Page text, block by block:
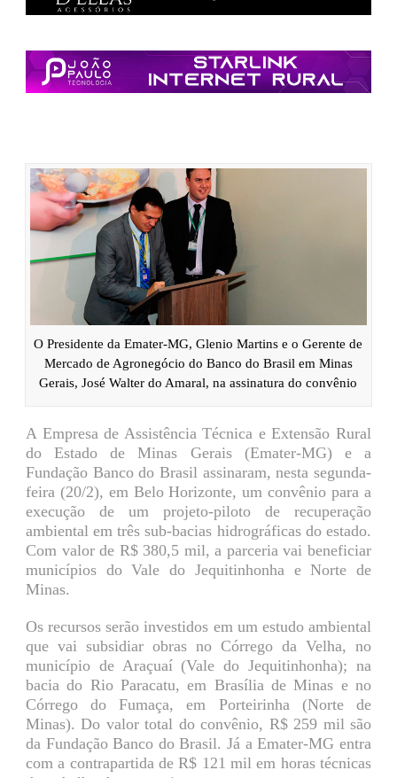
O Presidente da Emater-MG, Glenio Martins e o Gerente de
Mercado de Agronegócio do Banco do Brasil em Minas
Gerais, José Walter do Amaral, na assinatura do convênio
A Empresa de Assistência Técnica e Extensão Rural
do Estado de Minas Gerais (Emater-MG) e a
Fundação Banco do Brasil assinaram, nesta segunda-
feira (20/2), em Belo Horizonte, um convênio para a
execução de um projeto-piloto de recuperação
ambiental em três sub-bacias hidrográficas do estado.
Com valor de R$ 380,5 mil, a parceria vai beneficiar
municípios do Vale do Jequitinhonha e Norte de
Minas.
Os recursos serão investidos em um estudo ambiental
que vai subsidiar obras no Córrego da Velha, no
município de Araçuaí (Vale do Jequitinhonha); na
bacia do Rio Paracatu, em Brasília de Minas e no
Córrego do Fumaça, em Porteirinha (Norte de
Minas). Do valor total do convênio, R$ 259 mil são
da Fundação Banco do Brasil. Já a Emater-MG entra
com a contrapartida de R$ 121 mil em horas técnicas